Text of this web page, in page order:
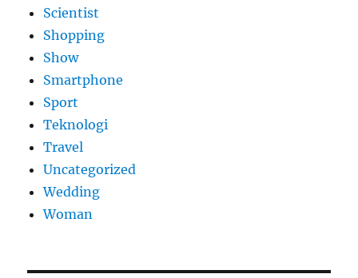
Scientist
Shopping
Show
Smartphone
Sport
Teknologi
Travel
Uncategorized
Wedding
Woman